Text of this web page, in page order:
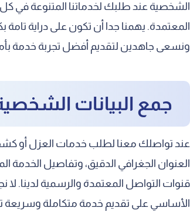
الشخصية عند طلبك لخدماتنا المتنوعة في كل
المعتمدة. يهمنا جدا أن تكون على دراية
ونسعى جاهدين لتقديم أفضل تجربة خدمة
جمع البيانات
عند تواصلك معنا لطلب خدمات العزل أو
العنوان الجغرافي الدقيق، وتفاصيل
قنوات التواصل المعتمدة والرسمية لدينا.
الأساسي على تقديم خدمة متكاملة وسريعة